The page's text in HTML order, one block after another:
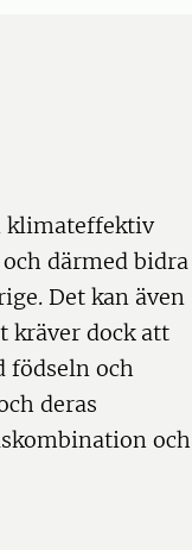
klimateffektiv
därmed bidra
Det kan även
kräver dock att
födseln och
deras
och